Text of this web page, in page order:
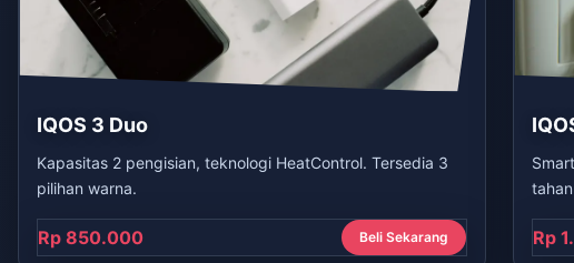
IQOS 3 Duo
Kapasitas 2 pengisian, teknologi HeatControl. Tersedia 3
pilihan warna.
Rp 850.000 Beli Sekarang Rp